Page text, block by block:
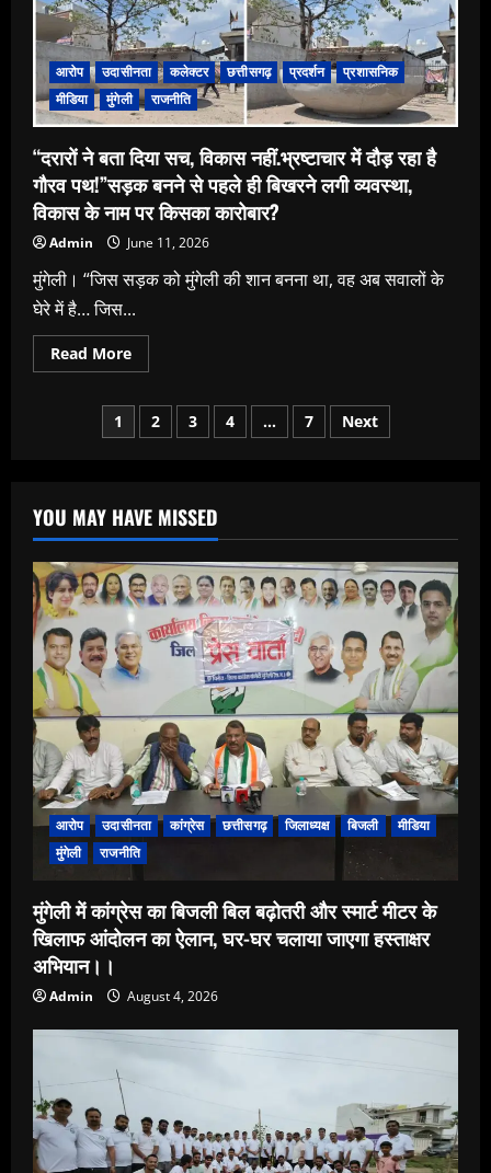
आरोप उदासीनता कलेक्टर छत्तीसगढ़ प्रदर्शन
प्रशासनिक
मीडिया
मुंगेली राजनीति
“दरारों ने बता दिया सच, विकास नहीं.भ्रष्टाचार में दौड़ रहा है
गौरव पथ!”सड़क बनने से पहले ही बिखरने लगी व्यवस्था,
विकास के नाम पर किसका कारोबार?
Admin June 11, 2026
मुंगेली। “जिस सड़क को मुंगेली की शान बनना था, वह अब सवालों के
घेरे में है… जिस...
Read MoreRead
more
दिया
में
दौड़
रहा
गौरव
पथ!”सड़क
बनने
से
पहले
ही
बिखरने
लगी
व्यवस्था,
के
नाम
पर
किसका
कारोबार?
Posts
1 2 3 4 … 7 Next
YOU MAY HAVE MISSED
आरोप उदासीनता कांग्रेस छत्तीसगढ़ जिलाध्यक्ष बिजली
मीडिया
मुंगेली
राजनीति
मुंगेली में कांग्रेस का बिजली बिल बढ़ोतरी और स्मार्ट मीटर के
खिलाफ आंदोलन का ऐलान, घर-घर चलाया जाएगा हस्ताक्षर
अभियान।।
Admin August 4, 2026